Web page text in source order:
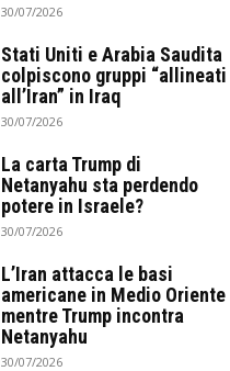
30/07/2026
Stati Uniti e Arabia Saudita
colpiscono gruppi “allineati
all’Iran” in Iraq
30/07/2026
La carta Trump di
Netanyahu sta perdendo
potere in Israele?
30/07/2026
L’Iran attacca le basi
americane in Medio Oriente
mentre Trump incontra
Netanyahu
30/07/2026